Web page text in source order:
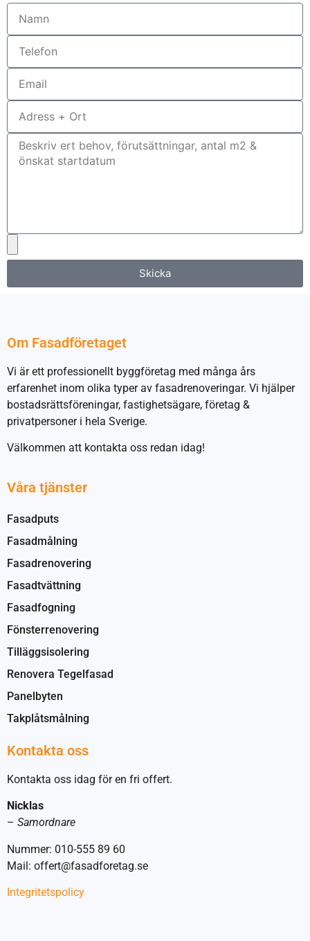
Skicka
Om Fasadföretaget
Vi är ett professionellt byggföretag med många års
erfarenhet inom olika typer av fasadrenoveringar. Vi hjälper
bostadsrättsföreningar, fastighetsägare, företag &
privatpersoner i hela Sverige.
Välkommen att kontakta oss redan idag!
Våra tjänster
Fasadputs
Fasadmålning
Fasadrenovering
Fasadtvättning
Fasadfogning
Fönsterrenovering
Tilläggsisolering
Renovera Tegelfasad
Panelbyten
Takplåtsmålning
Kontakta oss
Kontakta oss idag för en fri offert.
Nicklas
– Samordnare
Nummer: 010-555 89 60
Mail: offert@fasadforetag.se
Integritetspolicy